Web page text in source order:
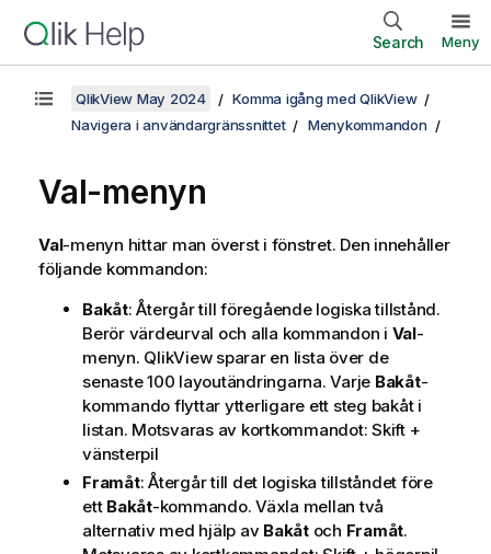
Search Meny
QlikView May 2024
Komma igång med QlikView
Navigera i användargränssnittet
Menykommandon
Val-menyn
Val-menyn hittar man överst i fönstret. Den innehåller
följande kommandon:
Bakåt: Återgår till föregående logiska tillstånd.
Berör värdeurval och alla kommandon i Val-
menyn. QlikView sparar en lista över de
senaste 100 layoutändringarna. Varje Bakåt-
kommando flyttar ytterligare ett steg bakåt i
listan. Motsvaras av kortkommandot: Skift +
vänsterpil
Framåt: Återgår till det logiska tillståndet före
ett Bakåt-kommando. Växla mellan två
alternativ med hjälp av Bakåtoch Framåt.